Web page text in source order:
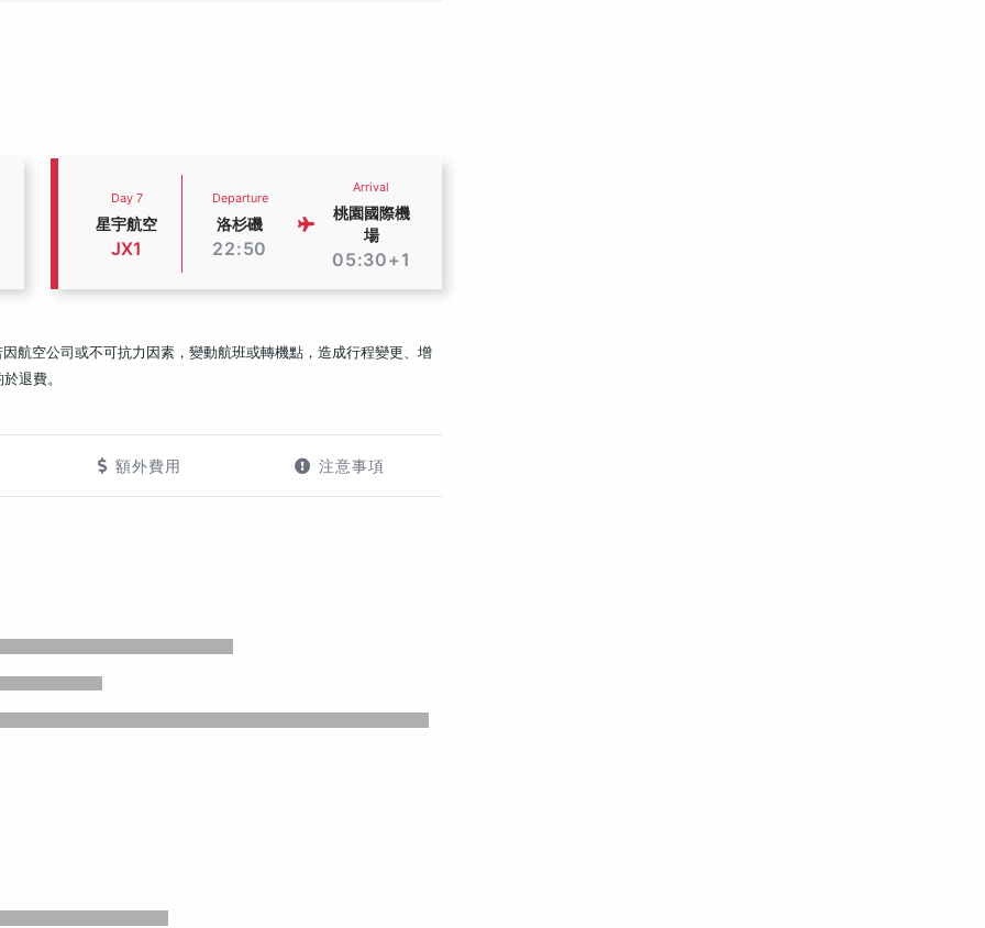
Day 7
星宇航空
JX1
Departure
洛杉磯
22:50
Arrival
桃園國際機
場
05:30+1
航空公司或不可抗力因素，變動航班或轉機點，造成行程變更、增
退費。
額外費用 注意事項